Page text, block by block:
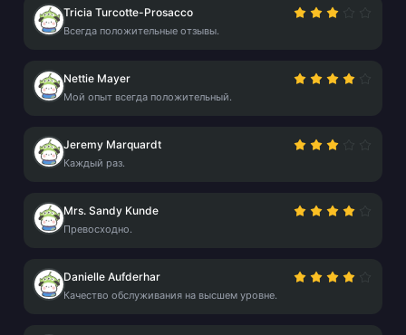
Tricia Turcotte-Prosacco
Всегда положительные отзывы.
Nettie Mayer
Мой опыт всегда положительный.
Jeremy Marquardt
Каждый раз.
Mrs. Sandy Kunde
Превосходно.
Danielle Aufderhar
Качество обслуживания на высшем уровне.